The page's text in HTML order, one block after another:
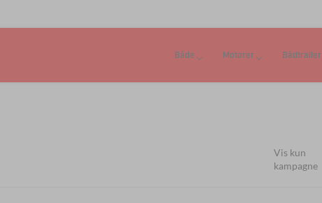
Både Motorer Bådtrailer
Vis kun
kampagne